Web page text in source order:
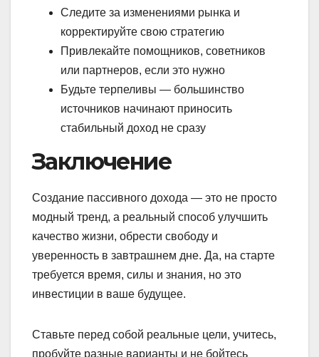
Следите за изменениями рынка и
корректируйте свою стратегию
Привлекайте помощников, советников
или партнеров, если это нужно
Будьте терпеливы — большинство
источников начинают приносить
стабильный доход не сразу
Заключение
Создание пассивного дохода — это не просто
модный тренд, а реальный способ улучшить
качество жизни, обрести свободу и
уверенность в завтрашнем дне. Да, на старте
требуется время, силы и знания, но это
инвестиции в ваше будущее.
Ставьте перед собой реальные цели, учитесь,
пробуйте разные варианты и не бойтесь